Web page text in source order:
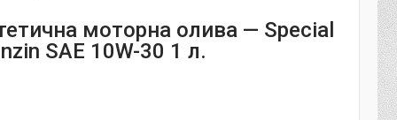
моторна олива — Special
SAE 10W-30 1 л.